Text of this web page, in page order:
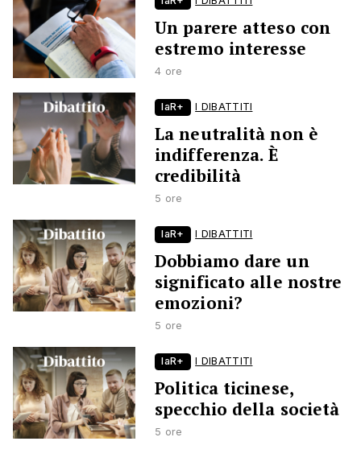
Un parere atteso con
estremo interesse
4 ore
laR+ I DIBATTITI
La neutralità non è
indifferenza. È
credibilità
5 ore
laR+ I DIBATTITI
Dobbiamo dare un
significato alle nostre
emozioni?
5 ore
laR+ I DIBATTITI
Politica ticinese,
specchio della società
5 ore